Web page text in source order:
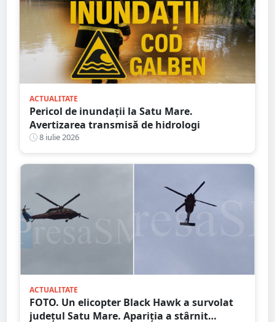
ACTUALITATE
Pericol de inundații la Satu Mare.
Avertizarea transmisă de hidrologi
8 iulie 2026
ACTUALITATE
FOTO. Un elicopter Black Hawk a survolat
județul Satu Mare. Apariția a stârnit